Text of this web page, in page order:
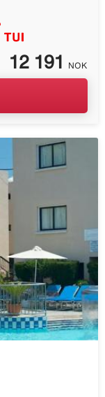
12 191 NOK